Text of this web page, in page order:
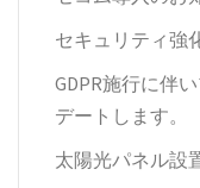
セキュリティ強
GDPR施行に伴
デートします。
太陽光パネル設